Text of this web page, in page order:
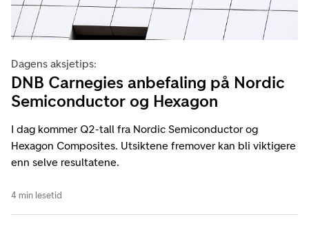
Dagens aksjetips:
DNB Carnegies anbefaling på Nordic
Semiconductor og Hexagon
I dag kommer Q2-tall fra Nordic Semiconductor og
Hexagon Composites. Utsiktene fremover kan bli viktigere
enn selve resultatene.
4 min lesetid